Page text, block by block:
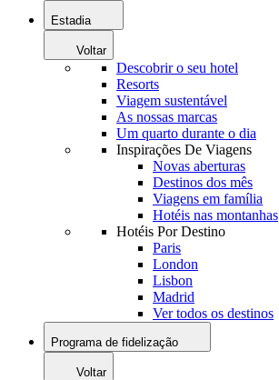
Estadia
Voltar
Descobrir o seu hotel
Resorts
Viagem sustentável
As nossas marcas
Um quarto durante o dia
Inspirações De Viagens
Novas aberturas
Destinos dos mês
Viagens em família
Hotéis nas montanhas
Hotéis Por Destino
Paris
London
Lisbon
Madrid
Ver todos os destinos
Programa de fidelização
Voltar